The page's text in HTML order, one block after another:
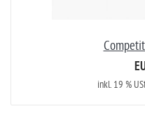
inkl. 19 %